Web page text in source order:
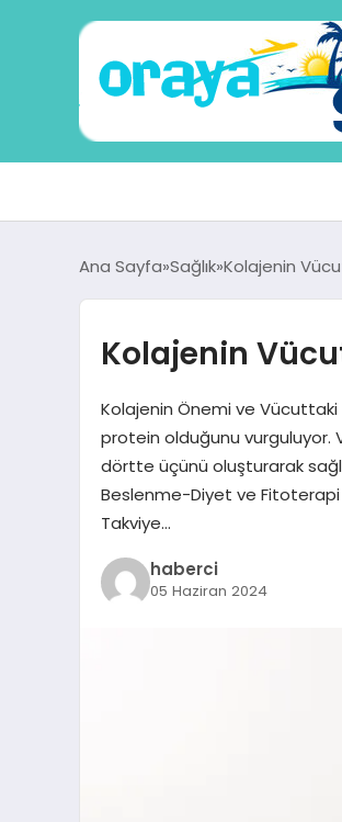
Ana Sayfa Sağlık Kolajenin
Kolajenin
Kolajenin Önemi ve
protein olduğunu vurguluyor.
dörtte üçünü oluşturarak
Beslenme-Diyet ve Fitoterapi
Takviye…
haberci
05 Haziran 2024